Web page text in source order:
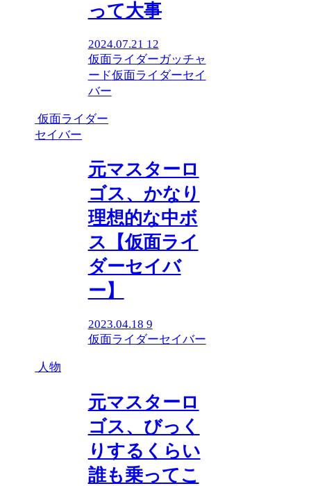
って大事
2024.07.21 12
仮面ライダーガッチャ
ード仮面ライダーセイ
バー
仮面ライダー
セイバー
元マスターロ
ゴス、かなり
理想的な中ボ
ス【仮面ライ
ダーセイバ
ー】
2023.04.18 9
仮面ライダーセイバー
人物
元マスターロ
ゴス、びっく
りするくらい
誰も乗ってこ